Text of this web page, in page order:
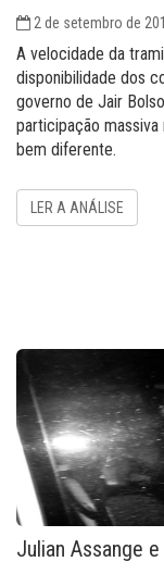
2 de setembro de
A velocidade da
disponibilidade dos
governo de Jair
participação massiva
bem diferente.
LER A ANÁLISE
Julian Assange